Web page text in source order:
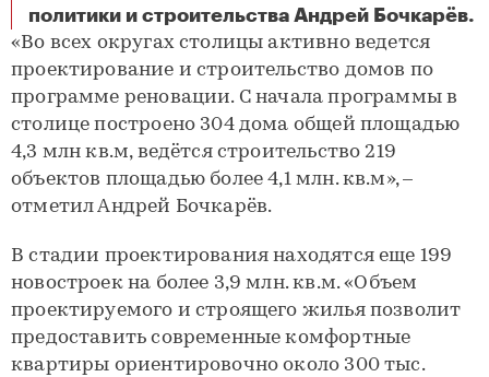
политики и строительства Андрей Бочкарёв.
Более 8 млн кв.м. жилья проектируется и строится в Москве по программе реновации
«Во всех округах столицы активно ведется
проектирование и строительство домов по
программе реновации. С начала программы в
столице построено 304 дома общей площадью
4,3 млн кв.м, ведётся строительство 219
объектов площадью более 4,1 млн. кв.м», –
отметил Андрей Бочкарёв.
В стадии проектирования находятся еще 199
новостроек на более 3,9 млн. кв.м. «Объем
проектируемого и строящего жилья позволит
предоставить современные комфортные
квартиры ориентировочно около 300 тыс.